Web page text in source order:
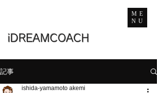
ME
NU
iDREAMCOACH
記事
ishida-yamamoto akemi